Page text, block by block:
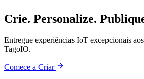
Crie. Personalize.
Entregue experiências IoT excepcionais
TagoIO.
Comece a Criar